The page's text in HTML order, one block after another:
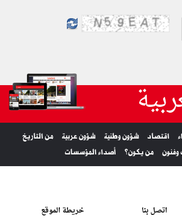
اقتصاد شؤون وطنية شؤون عربية
من التاريخ
وفنون
من يكون؟ أصداء المؤسسات
اتصل بنا خريطة الموقع